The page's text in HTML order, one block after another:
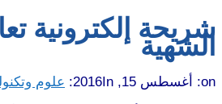
شريحة إلكترونية
الشهية
on: أغسطس 15, 2016 In: علوم